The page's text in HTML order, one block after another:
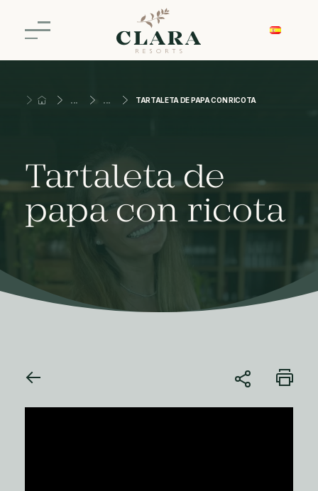
TARTALETA DE PAPA CON RICOTA
Tartaleta de
papa con ricota